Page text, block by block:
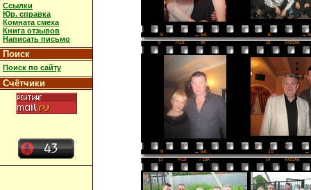
Ссылки
Юр. справка
Комната смеха
Книга отзывов
Написать письмо
Поиск
Поиск по сайту
Счётчики
5 → 5A 6 →
9 FUJI → 9A 10 KODAK
9 → 9A 10 →
13 FUJI → 13A 14 KODAK